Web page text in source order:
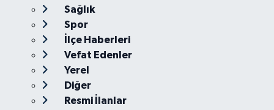
Sağlık
Spor
İlçe Haberleri
Vefat Edenler
Yerel
Diğer
Resmi İlanlar